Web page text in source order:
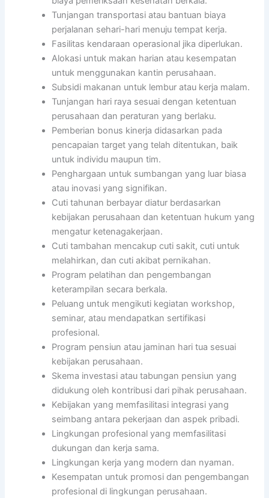
Tunjangan transportasi atau bantuan biaya
perjalanan sehari-hari menuju tempat kerja.
Fasilitas kendaraan operasional jika diperlukan.
Alokasi untuk makan harian atau kesempatan
untuk menggunakan kantin perusahaan.
Subsidi makanan untuk lembur atau kerja malam.
Tunjangan hari raya sesuai dengan ketentuan
perusahaan dan peraturan yang berlaku.
Pemberian bonus kinerja didasarkan pada
pencapaian target yang telah ditentukan, baik
untuk individu maupun tim.
Penghargaan untuk sumbangan yang luar biasa
atau inovasi yang signifikan.
Cuti tahunan berbayar diatur berdasarkan
kebijakan perusahaan dan ketentuan hukum yang
mengatur ketenagakerjaan.
Cuti tambahan mencakup cuti sakit, cuti untuk
melahirkan, dan cuti akibat pernikahan.
Program pelatihan dan pengembangan
keterampilan secara berkala.
Peluang untuk mengikuti kegiatan workshop,
seminar, atau mendapatkan sertifikasi
profesional.
Program pensiun atau jaminan hari tua sesuai
kebijakan perusahaan.
Skema investasi atau tabungan pensiun yang
didukung oleh kontribusi dari pihak perusahaan.
Kebijakan yang memfasilitasi integrasi yang
seimbang antara pekerjaan dan aspek pribadi.
Lingkungan profesional yang memfasilitasi
dukungan dan kerja sama.
Lingkungan kerja yang modern dan nyaman.
Kesempatan untuk promosi dan pengembangan
profesional di lingkungan perusahaan.